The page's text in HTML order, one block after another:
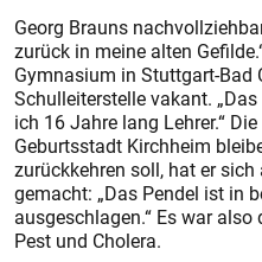
Georg Brauns
zurück in meine alten
Gymnasium in Stuttgart-Bad
Schulleiterstelle vakant.
ich 16 Jahre lang Lehrer.“
Geburtsstadt Kirchheim
zurückkehren soll, hat er
gemacht: „Das Pendel ist in
ausgeschlagen.“ Es war
Pest und Cholera.